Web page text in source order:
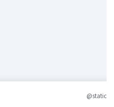
@static